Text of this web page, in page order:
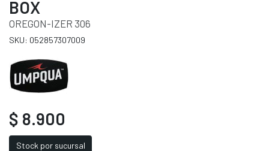
BOX
OREGON-IZER 306
SKU: 052857307009
$ 8.900
Stock por sucursal